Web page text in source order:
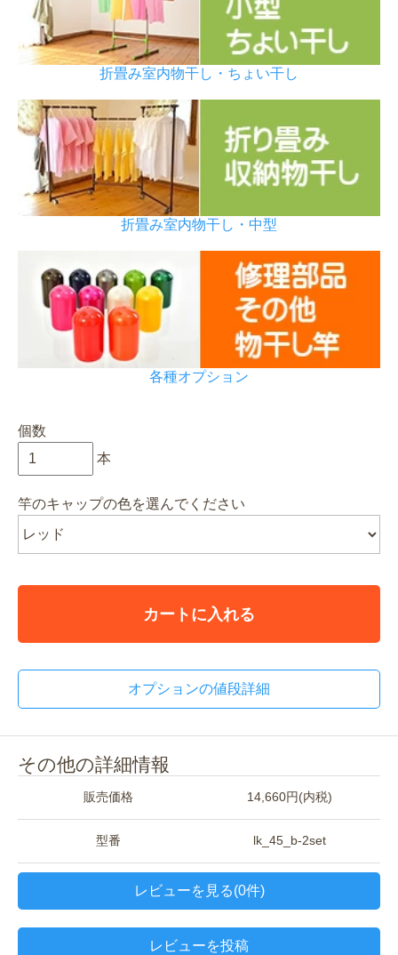
折畳み室内物干し・ちょい干し
折畳み室内物干し・中型
各種オプション
個数
本
竿のキャップの色を選んでください
カートに入れる
オプションの値段詳細
その他の詳細情報
販売価格 14,660円(内税)
型番 lk_45_b-2set
レビューを見る(0件)
レビューを投稿